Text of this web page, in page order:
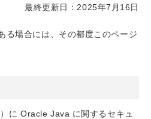
最終更新日：2025年7月16日
る場合には、その都度このページ
に Oracle Java に関するセキュ